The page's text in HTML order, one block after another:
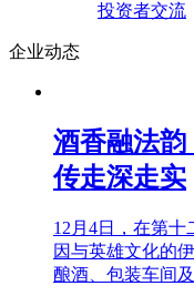
投资者交流
企业动态
酒香融法韵
传走深走实
12月4日，在第
因与英雄文化的
酿酒、包装车间